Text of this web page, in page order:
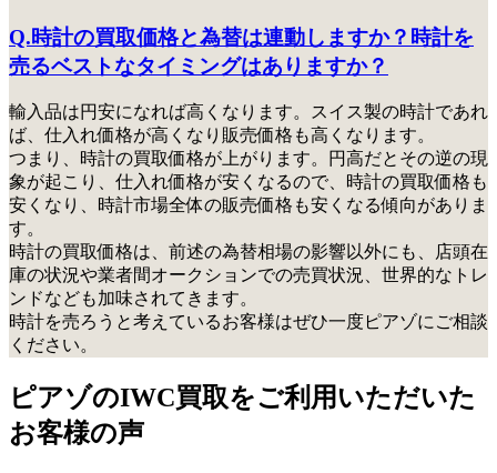
Q.時計の買取価格と為替は連動しますか？時計を
売るベストなタイミングはありますか？
輸入品は円安になれば高くなります。スイス製の時計であれ
ば、仕入れ価格が高くなり販売価格も高くなります。
つまり、時計の買取価格が上がります。円高だとその逆の現
象が起こり、仕入れ価格が安くなるので、時計の買取価格も
安くなり、時計市場全体の販売価格も安くなる傾向がありま
す。
時計の買取価格は、前述の為替相場の影響以外にも、店頭在
庫の状況や業者間オークションでの売買状況、世界的なトレ
ンドなども加味されてきます。
時計を売ろうと考えているお客様はぜひ一度ピアゾにご相談
ください。
ピアゾのIWC買取をご利用いただいた
お客様の声